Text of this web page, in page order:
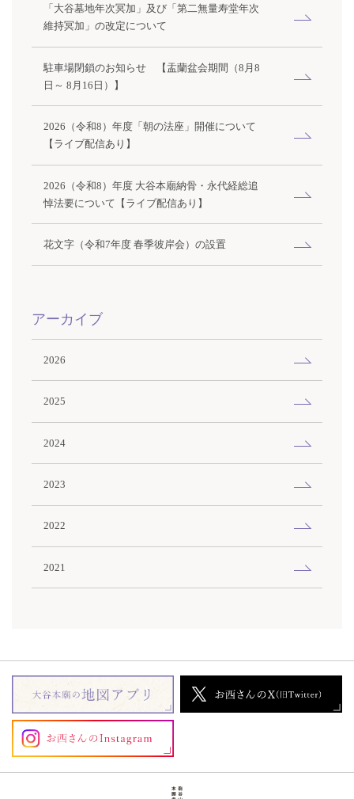
「大谷墓地年次冥加」及び「第二無量寿堂年次
維持冥加」の改定について
駐車場閉鎖のお知らせ 【盂蘭盆会期間（8月8
日～ 8月16日）】
2026（令和8）年度「朝の法座」開催について
【ライブ配信あり】
2026（令和8）年度 大谷本廟納骨・永代経総追
悼法要について【ライブ配信あり】
花文字（令和7年度 春季彼岸会）の設置
アーカイブ
2026
2025
2024
2023
2022
2021